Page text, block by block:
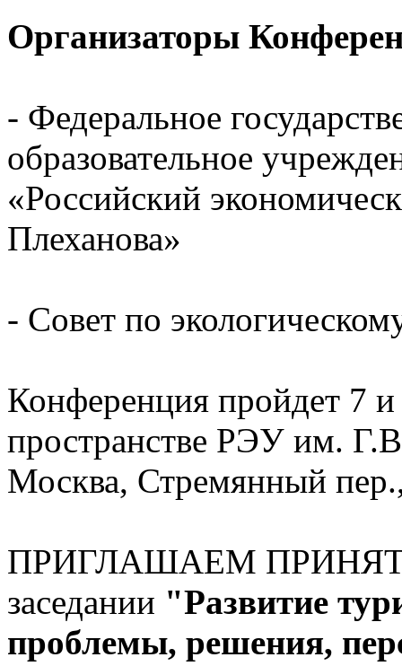
Организаторы
- Федеральное
образовательное
«Российский
Плеханова»
- Совет по
Конференция пройдет 7
пространстве РЭУ им.
Москва, Стремянный
ПРИГЛАШАЕМ
заседании "Развитие
проблемы, решения,